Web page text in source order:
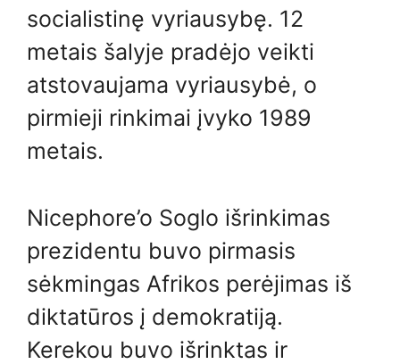
socialistinę vyriausybę. 12
metais šalyje pradėjo veikti
atstovaujama vyriausybė, o
pirmieji rinkimai įvyko 1989
metais.
Nicephore’o Soglo išrinkimas
prezidentu buvo pirmasis
sėkmingas Afrikos perėjimas iš
diktatūros į demokratiją.
Kerekou buvo išrinktas ir